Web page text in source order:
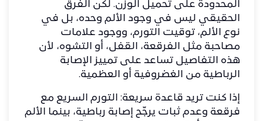
المحدودة على تحميل الوزن. لكن الفرق
الحقيقي ليس في وجود الألم وحده، بل في
نوع الألم، توقيت التورم، ووجود علامات
مصاحبة مثل الفرقعة، القفل، أو التشوه، لأن
هذه التفاصيل تساعد على تمييز الإصابة
الرباطية من الغضروفية أو العظمية.
إذا كنت تريد قاعدة سريعة: التورم السريع مع
فرقعة وعدم ثبات يرجّح إصابة رباطية، بينما الألم